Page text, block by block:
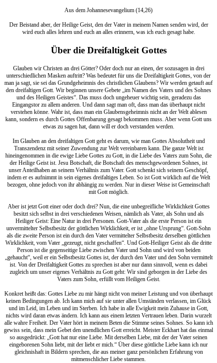
Aus dem Johannesevangelium (14,26)
Der Beistand aber, der Heilige Geist, den der Vater in meinem Namen senden wird, der
wird euch alles lehren und euch an alles erinnern, was ich euch gesagt habe.
Über die Dreifaltigkeit Gottes
Glauben wir Christen an drei Götter? Oder doch nur an einen, der sozusagen in drei
unterschiedlichen Masken auftritt? Was bedeutet für uns die Dreifaltigkeit Gottes, von der
man ja sagt, sie sei das Grundgeheimnis des christlichen Glaubens? Wir werden getauft auf
den dreifaltigen Gott. Wir beginnen unsere Gebete „im Namen des Vaters und des Sohnes
und des Heiligen Geistes“. Das muss doch ungeheuer wichtig sein, geradezu das
Eingangstor zu allem anderen. Und dann sagt man oft, dass man das überhaupt nicht
verstehen könne. Wahr ist, dass man ein Glaubensgeheimnis nicht an der Welt ablesen
kann, sondern es durch Gottes Offenbarung gesagt bekommen muss. Aber wenn Gott uns
etwas zu sagen hat, dann will er doch verstanden werden.
Im Glauben an den dreifaltigen Gott geht es darum, wie man Gottes Absolutheit und
Transzendenz mit seiner Zuwendung zur Welt vereinbaren kann. Die ganze Welt ist
hineingenommen in die ewige Liebe Gottes zu Gott, in die Liebe des Vaters zum Sohn, die
der Heilige Geist ist. Jesu Botschaft, die Botschaft des menschgewordenen Sohnes, ist
unser Anteilhaben an seinem Verhältnis zum Vater. Gott schenkt sich seinem Geschöpf,
indem er es aufnimmt in sein eigenes dreifaltiges Leben. So ist Gott wirklich auf die Welt
bezogen, ohne jedoch von ihr abhängig zu werden. Nur in dieser Weise ist Gemeinschaft
mit Gott möglich.
Aber ist jetzt Gott einer oder doch drei? Nun, die eine unbegreifliche Wirklichkeit Gottes
besitzt sich selbst in drei verschiedenen Weisen, nämlich als Vater, als Sohn und als
Heiliger Geist: Eine Natur in drei Personen. Gott-Vater als die erste Person ist ein
unvermittelter Selbstbesitz der göttlichen Wirklichkeit, er ist „ohne Ursprung“. Gott-Sohn
als die zweite Person ist ein durch den Vater vermittelter Selbstbesitz derselben göttlichen
Wirklichkeit, vom Vater „gezeugt, nicht geschaffen“. Und Gott-Heiliger Geist als die dritte
Person ist die gegenseitige Liebe zwischen Vater und Sohn und wird von beiden
„gehaucht“, weil er ein Selbstbesitz Gottes ist, der durch den Vater und den Sohn vermittelt
ist. Von der Dreifaltigkeit Gottes zu sprechen ist aber nur dann sinnvoll, wenn es dabei
zugleich um unser eigenes Verhältnis zu Gott geht: Wir sind geborgen in der Liebe des
Vaters zum Sohn, erfüllt vom Heiligen Geist.
Konkret heißt das: Gottes Liebe zu mir hängt nicht von meiner Leistung und von überhaupt
keinen Bedingungen ab. Ich kann mich auf sie unter allen Umständen verlassen, im Glück
und im Leid, im Leben und im Sterben. Ich habe in alle Ewigkeit mein Zuhause in Gott,
nichts wird daran etwas ändern. Ich kann aus einem letzten Vertrauen leben. Darin wurzelt
alle wahre Freiheit. Der Vater hört in meinem Beten die Stimme seines Sohnes. So kann ich
gewiss sein, dass mein Gebet den unendlichen Gott erreicht. Meister Eckhart hat das einmal
so ausgedrückt: „Gott hat nur eine Liebe. Mit derselben Liebe, mit der der Vater seinen
eingeborenen Sohn liebt, mit der liebt er mich.“ Über diese göttliche Liebe kann ich nur
gleichnishaft in Bildern sprechen, die aus meiner ganz persönlichen Erfahrung von
mitmenschlicher Liebe stammen.